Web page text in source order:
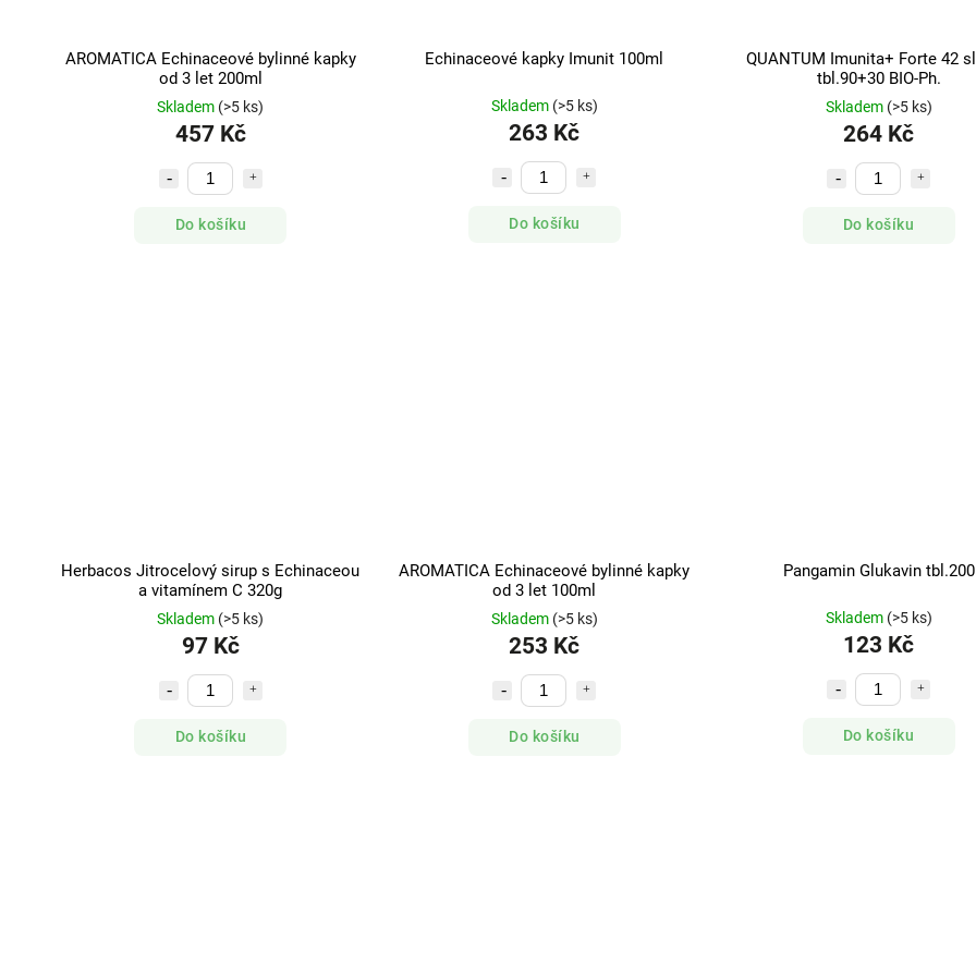
AROMATICA Echinaceové bylinné kapky
od 3 let 200ml
Skladem (>5 ks)
457 Kč
Do košíku
Echinaceové kapky Imunit 100ml
Skladem (>5 ks)
263 Kč
Do košíku
QUANTUM Imunita+ Forte 42
tbl.90+30 BIO-Ph.
Skladem (>5 ks)
264 Kč
Do košíku
Herbacos Jitrocelový sirup s Echinaceou
a vitamínem C 320g
Skladem (>5 ks)
97 Kč
Do košíku
AROMATICA Echinaceové bylinné kapky
od 3 let 100ml
Skladem (>5 ks)
253 Kč
Do košíku
Pangamin Glukavin tbl.200
Skladem (>5 ks)
123 Kč
Do košíku